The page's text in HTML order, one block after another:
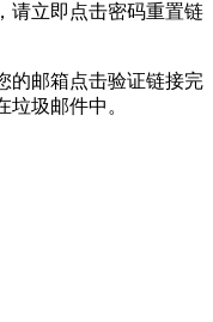
请立即点击密码重置链
的邮箱点击验证链接完
圾邮件中。